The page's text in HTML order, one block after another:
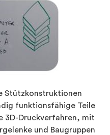
Stützkonstruktionen
funktionsfähige Teile
3D-Druckverfahren, mit
und Baugruppen